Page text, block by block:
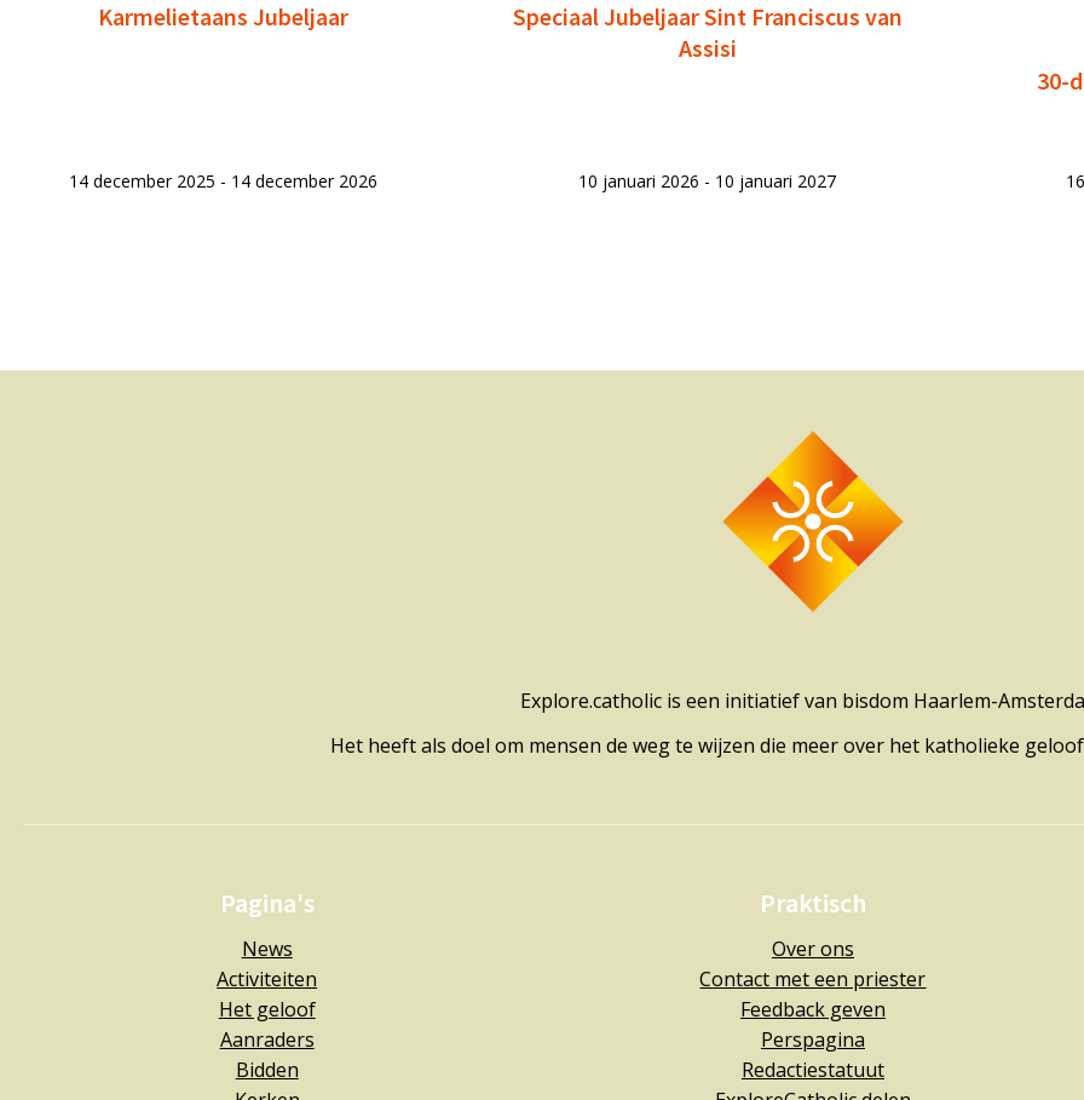
Karmelietaans Jubeljaar
14 december 2025 - 14 december 2026
Speciaal Jubeljaar Sint Franciscus van
Assisi
10 januari 2026 - 10 januari 2027
30-
Explore.catholic is een initiatief van bisdom Haarlem-
Het heeft als doel om mensen de weg te wijzen die meer over het katholieke
Pagina's
News
Activiteiten
Het geloof
Aanraders
Bidden
Praktisch
Over ons
Contact met een priester
Feedback geven
Perspagina
Redactiestatuut